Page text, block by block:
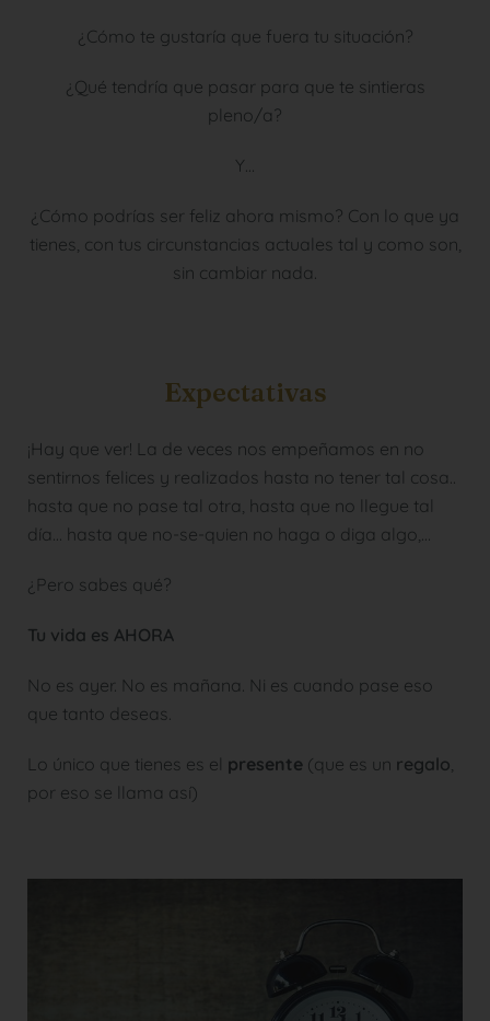
¿Cómo te gustaría que fuera tu situación?
¿Qué tendría que pasar para que te sintieras
pleno/a?
Y…
¿Cómo podrías ser feliz ahora mismo? Con lo que ya
tienes, con tus circunstancias actuales tal y como son,
sin cambiar nada.
Expectativas
¡Hay que ver! La de veces nos empeñamos en no
sentirnos felices y realizados hasta no tener tal cosa..
hasta que no pase tal otra, hasta que no llegue tal
día… hasta que no-se-quien no haga o diga algo,…
¿Pero sabes qué?
Tu vida es AHORA
No es ayer. No es mañana. Ni es cuando pase eso
que tanto deseas.
Lo único que tienes es el presente (que es un regalo,
por eso se llama así)